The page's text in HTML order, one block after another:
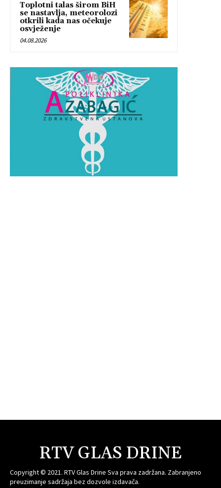
Toplotni talas širom BiH
se nastavlja, meteorolozi
otkrili kada nas očekuje
osvježenje
04.08.2026
RTV GLAS DRINE
Copyright © 2021. RTV Glas Drine Sva prava zadržana. Zabranjeno
preuzimanje sadržaja bez dozvole izdavača.